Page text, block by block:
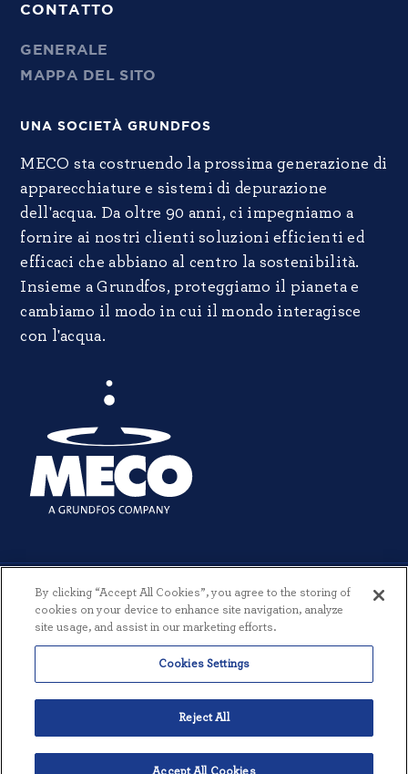
CONTATTO
GENERALE
MAPPA DEL SITO
UNA SOCIETÀ GRUNDFOS
MECO sta costruendo la prossima generazione di
apparecchiature e sistemi di depurazione
dell'acqua. Da oltre 90 anni, ci impegniamo a
fornire ai nostri clienti soluzioni efficienti ed
efficaci che abbiano al centro la sostenibilità.
Insieme a Grundfos, proteggiamo il pianeta e
cambiamo il modo in cui il mondo interagisce
con l'acqua.
© 2026 MECO INCORPORATED. TUTTI I DIRITTI RISERVATI. |
TERMINI
INFORMATIVA SULLA PRIVACY
THREESIXTYEIGHT
By clicking “Accept All Cookies”, you agree to the storing of
cookies on your device to enhance site navigation, analyze
site usage, and assist in our marketing efforts.
Cookies Settings
Reject All